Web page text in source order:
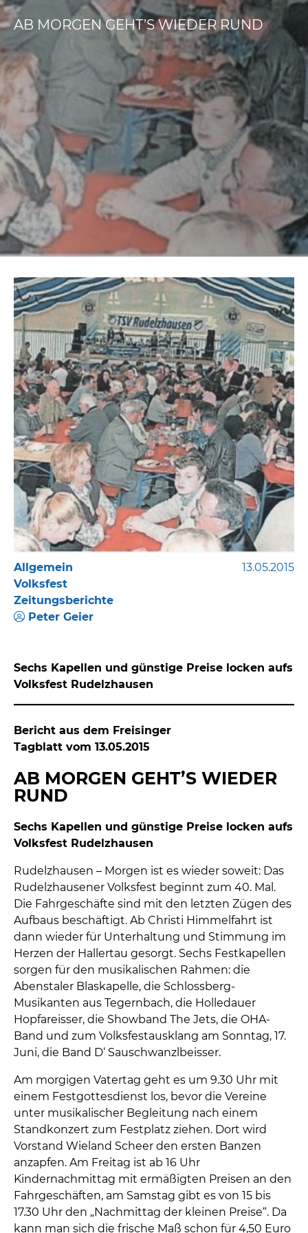
AB MORGEN GEHT’S WIEDER RUND
Allgemein
Volksfest
Zeitungsberichte
Peter Geier
13.05.2015
Sechs Kapellen und günstige Preise locken aufs
Volksfest Rudelzhausen
Bericht aus dem Freisinger
Tagblatt vom 13.05.2015
AB MORGEN GEHT’S WIEDER
RUND
Sechs Kapellen und günstige Preise locken aufs
Volksfest Rudelzhausen
Rudelzhausen – Morgen ist es wieder soweit: Das
Rudelzhausener Volksfest beginnt zum 40. Mal.
Die Fahrgeschäfte sind mit den letzten Zügen des
Aufbaus beschäftigt. Ab Christi Himmelfahrt ist
dann wieder für Unterhaltung und Stimmung im
Herzen der Hallertau gesorgt. Sechs Festkapellen
sorgen für den musikalischen Rahmen: die
Abenstaler Blaskapelle, die Schlossberg-
Musikanten aus Tegernbach, die Holledauer
Hopfareisser, die Showband The Jets, die OHA-
Band und zum Volksfestausklang am Sonntag, 17.
Juni, die Band D‘ Sauschwanzlbeisser.
Am morgigen Vatertag geht es um 9.30 Uhr mit
einem Festgottesdienst los, bevor die Vereine
unter musikalischer Begleitung nach einem
Standkonzert zum Festplatz ziehen. Dort wird
Vorstand Wieland Scheer den ersten Banzen
anzapfen. Am Freitag ist ab 16 Uhr
Kindernachmittag mit ermäßigten Preisen an den
Fahrgeschäften, am Samstag gibt es von 15 bis
17.30 Uhr den „Nachmittag der kleinen Preise“. Da
kann man sich die frische Maß schon für 4,50 Euro